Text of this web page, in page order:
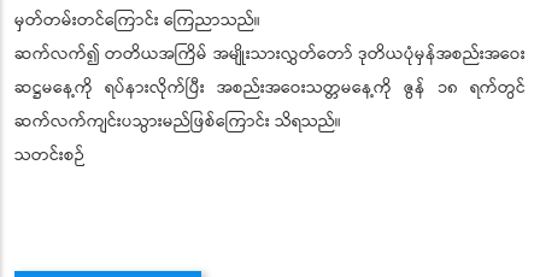
မှတ်တမ်းတင်ကြောင်း ကြေညာသည်။
ဆက်လက်၍ တတိယအကြိမ် အမျိုးသားလွှတ်တော် ဒုတိယပုံမှန်အစည်းအဝေး
ဆဋ္ဌမနေ့ကို ရပ်နားလိုက်ပြီး အစည်းအဝေးသတ္တမနေ့ကို ဇွန် ၁၈ ရက်တွင်
ဆက်လက်ကျင်းပသွားမည်ဖြစ်ကြောင်း သိရသည်။
သတင်းစဉ်